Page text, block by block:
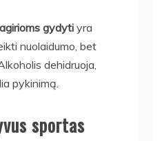
gydytiyra
nuolaidumo, bet
dehidruoja,
pykinimą.
sportas